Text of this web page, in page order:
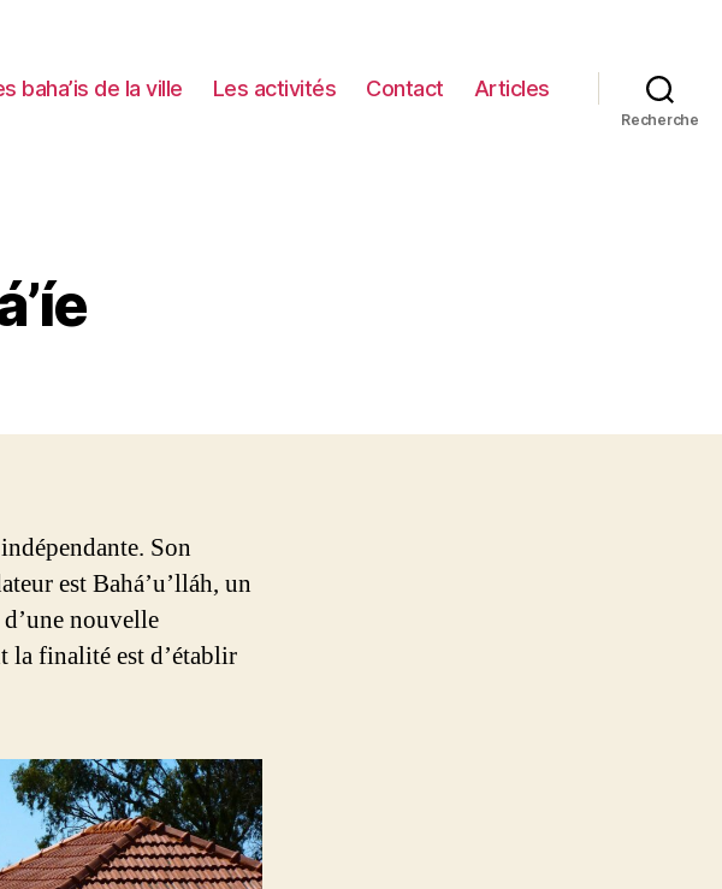
baha’is de la ville Les activités Contact Articles
Recherche
Son
est Bahá’u’lláh, un
nouvelle
la finalité est d’établir